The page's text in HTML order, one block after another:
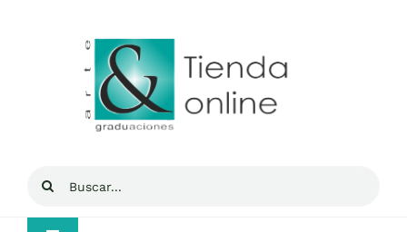
Buscar: